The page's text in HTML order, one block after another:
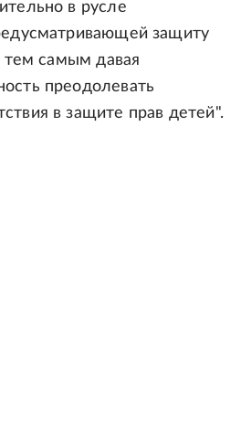
в русле
защиту
тем самым давая
преодолевать
в защите прав детей".